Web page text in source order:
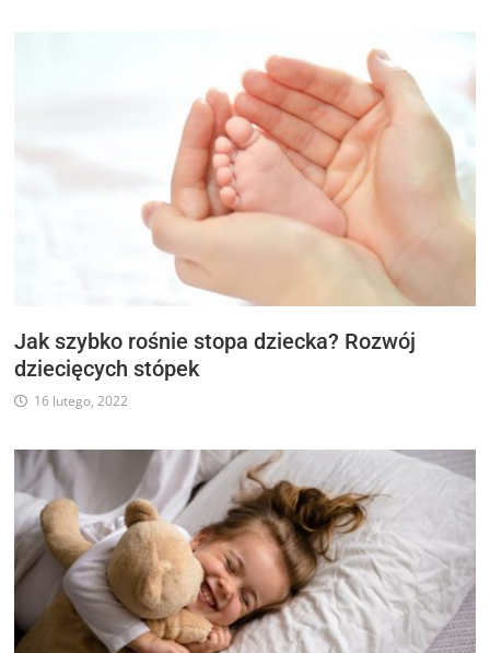
Jak szybko rośnie stopa dziecka? Rozwój
dziecięcych stópek
16 lutego, 2022